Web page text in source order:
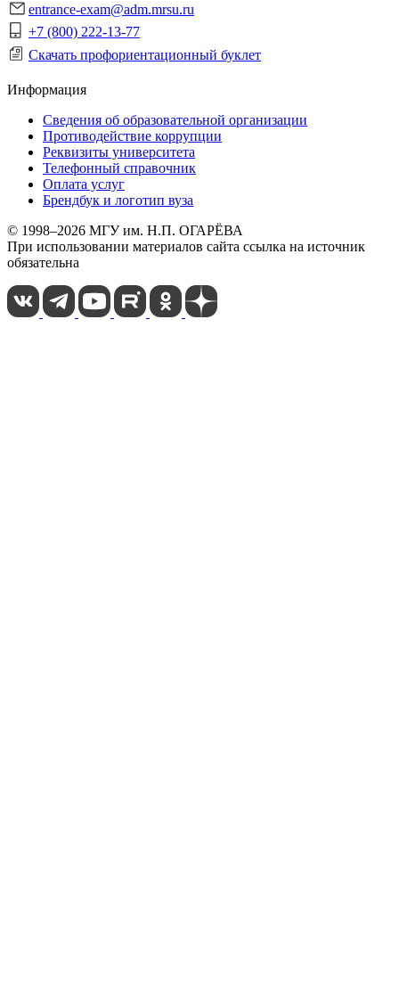
entrance-exam@adm.mrsu.ru
+7 (800) 222-13-77
Скачать профориентационный буклет
Информация
Сведения об образовательной организации
Противодействие коррупции
Реквизиты университета
Телефонный справочник
Оплата услуг
Брендбук и логотип вуза
© 1998–2026 МГУ им. Н.П. ОГАРЁВА
При использовании материалов сайта ссылка на источник
обязательна